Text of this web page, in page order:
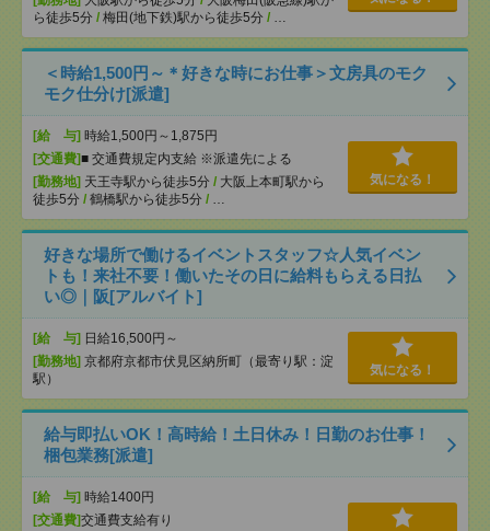
ら徒歩5分 / 梅田(地下鉄)駅から徒歩5分 / …
＜時給1,500円～＊好きな時にお仕事＞文房具のモク
モク仕分け[派遣]
[給 与] 時給1,500円～1,875円
[交通費]■ 交通費規定内支給 ※派遣先による
[勤務地] 天王寺駅から徒歩5分 / 大阪上本町駅から
徒歩5分 / 鶴橋駅から徒歩5分 / …
気になる！
好きな場所で働けるイベントスタッフ☆人気イベン
トも！来社不要！働いたその日に給料もらえる日払
い◎｜阪[アルバイト]
[給 与] 日給16,500円～
[勤務地] 京都府京都市伏見区納所町（最寄り駅：淀
駅）
気になる！
給与即払いOK！高時給！土日休み！日勤のお仕事！
梱包業務[派遣]
[給 与] 時給1400円
[交通費]交通費支給有り